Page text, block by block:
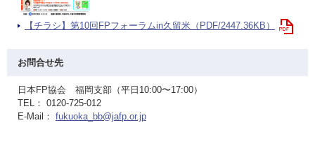
【チラシ】第10回FPフォーラムin久留米（PDF/2447.36KB）
お問合せ先
日本FP協会 福岡支部（平日10:00〜17:00）
TEL： 0120-725-012
E-Mail： fukuoka_bb@jafp.or.jp